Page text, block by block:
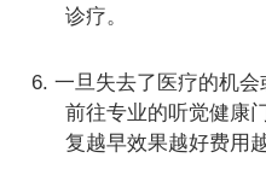
诊疗。
6. 一旦失去了医疗的机
前往专业的听觉健康
复越早效果越好费用越